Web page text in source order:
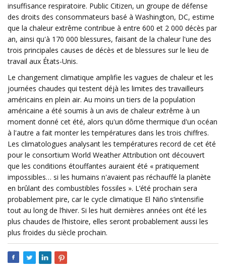
insuffisance respiratoire. Public Citizen, un groupe de défense
des droits des consommateurs basé à Washington, DC, estime
que la chaleur extrême contribue à entre 600 et 2 000 décès par
an, ainsi qu'à 170 000 blessures, faisant de la chaleur l'une des
trois principales causes de décès et de blessures sur le lieu de
travail aux États-Unis.
Le changement climatique amplifie les vagues de chaleur et les
journées chaudes qui testent déjà les limites des travailleurs
américains en plein air. Au moins un tiers de la population
américaine a été soumis à un avis de chaleur extrême à un
moment donné cet été, alors qu'un dôme thermique d'un océan
à l'autre a fait monter les températures dans les trois chiffres.
Les climatologues analysant les températures record de cet été
pour le consortium World Weather Attribution ont découvert
que les conditions étouffantes auraient été « pratiquement
impossibles… si les humains n'avaient pas réchauffé la planète
en brûlant des combustibles fossiles ». L’été prochain sera
probablement pire, car le cycle climatique El Niño s’intensifie
tout au long de l’hiver. Si les huit dernières années ont été les
plus chaudes de l’histoire, elles seront probablement aussi les
plus froides du siècle prochain.